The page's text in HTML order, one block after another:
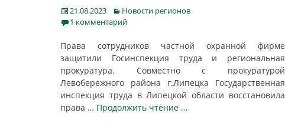
Posted
on
21.08.2023 Categories
Новости регионов
1 комментарий
Права сотрудников частной охранной фирме
защитили Госинспекция труда и региональная
прокуратура. Совместно с прокуратурой
Левобережного района г.Липецка Государственная
инспекция труда в Липецкой области восстановила
права … Продолжить чтение …